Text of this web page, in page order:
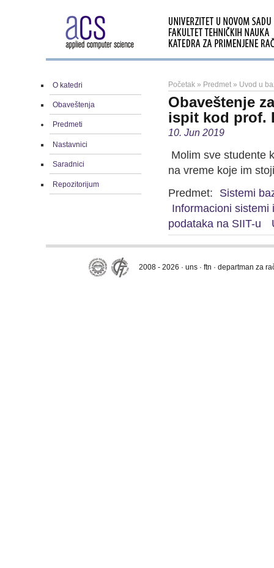
O katedri
Obaveštenja
Predmeti
Nastavnici
Saradnici
Repozitorijum
Početak » Predmet » Uvod u
Obaveštenje
ispit kod prof.
10. Jun 2019
Molim sve studente
na vreme koje im
Predmet:
Sistemi
Informacioni sistemi
podataka na SIIT-u
2008 - 2026 · uns · ftn · departman za